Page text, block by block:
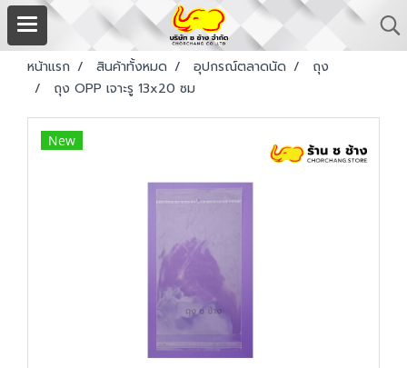
หน้าแรก สินค้าทั้งหมด อุปกรณ์ตลาดนัด
ถุง
ถุง OPP เจาะรู 13x20 ซม
New